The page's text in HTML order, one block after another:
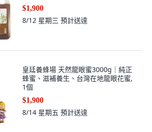
$1,900
8/12 星期三 預計送達
皇廷養蜂場 天然龍眼蜜3000g｜純正
蜂蜜、滋補養生、台灣在地龍眼花蜜,
1個
$1,900
8/14 星期五 預計送達